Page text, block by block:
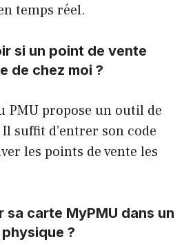
temps réel.
si un point de vente
de chez moi ?
PMU propose un outil de
suffit d’entrer son code
les points de vente les
sa carte MyPMU dans un
?